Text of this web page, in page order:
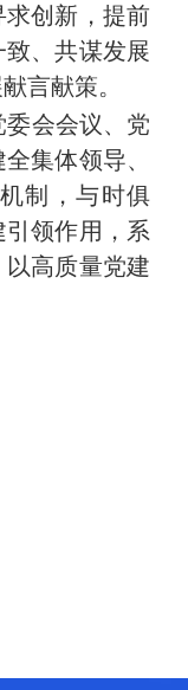
创新，提前
、共谋发展
言献策。
会会议、党
集体领导、
制，与时俱
领作用，系
高质量党建